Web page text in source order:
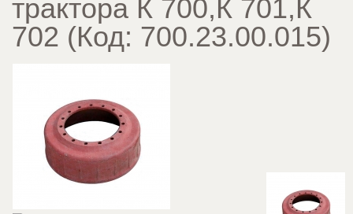
трактора К 700,К 701,К
702 (Код: 700.23.00.015)